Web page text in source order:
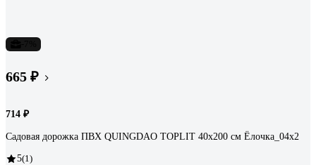
665 ₽
714 ₽
Садовая дорожка ПВХ QUINGDAO TOPLIT 40х200 см Ёлочка_04х2
5(1)